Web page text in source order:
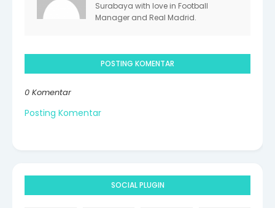
Surabaya with love in Football
Manager and Real Madrid.
POSTING KOMENTAR
0 Komentar
Posting Komentar
SOCIAL PLUGIN